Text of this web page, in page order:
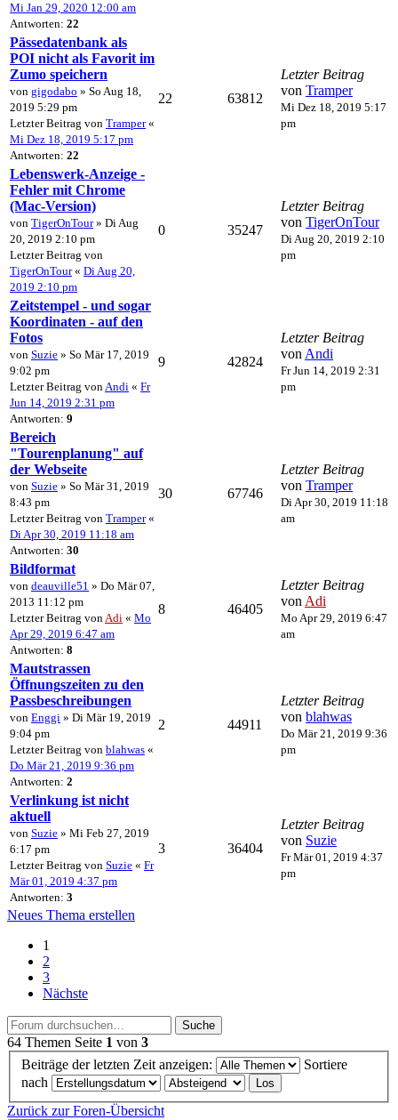
Mi Jan 29, 2020 12:00 am
Antworten: 22
Pässedatenbank als
POI nicht als Favorit im
Zumo speichern
von gigodabo » So Aug 18,
2019 5:29 pm
Letzter Beitrag von Tramper«
Mi Dez 18, 2019 5:17 pm
Antworten: 22
22 63812
Letzter Beitrag
von Tramper
Mi Dez 18, 2019 5:17
pm
Lebenswerk-Anzeige -
Fehler mit Chrome
(Mac-Version)
von TigerOnTour» Di Aug
20, 2019 2:10 pm
Letzter Beitrag von
TigerOnTour« Di Aug 20,
2019 2:10 pm
0 35247
Letzter Beitrag
von TigerOnTour
Di Aug 20, 2019 2:10
pm
Zeitstempel - und sogar
Koordinaten - auf den
Fotos
von Suzie » So Mär 17, 2019
9:02 pm
Letzter Beitrag von Andi « Fr
Jun 14, 2019 2:31 pm
Antworten: 9
9 42824
Letzter Beitrag
von Andi
Fr Jun 14, 2019 2:31
pm
Bereich
"Tourenplanung" auf
der Webseite
von Suzie » So Mär 31, 2019
8:43 pm
Letzter Beitrag von Tramper«
Di Apr 30, 2019 11:18 am
Antworten: 30
30 67746
Letzter Beitrag
von Tramper
Di Apr 30, 2019 11:18
am
Bildformat
von deauville51 » Do Mär 07,
2013 11:12 pm
Letzter Beitrag von Adi « Mo
Apr 29, 2019 6:47 am
Antworten: 8
8 46405
Letzter Beitrag
von Adi
Mo Apr 29, 2019 6:47
am
Mautstrassen
Öffnungszeiten zu den
Passbeschreibungen
von Enggi » Di Mär 19, 2019
9:04 pm
Letzter Beitrag von blahwas «
Do Mär 21, 2019 9:36 pm
Antworten: 2
2 44911
Letzter Beitrag
von blahwas
Do Mär 21, 2019 9:36
pm
Verlinkung ist nicht
aktuell
von Suzie » Mi Feb 27, 2019
6:17 pm
Letzter Beitrag von Suzie « Fr
Mär 01, 2019 4:37 pm
Antworten: 3
3 36404
Letzter Beitrag
von Suzie
Fr Mär 01, 2019 4:37
pm
Neues Thema erstellen
1
2
3
Nächste
Suche
64 Themen Seite 1 von 3
Beiträge der letzten Zeit anzeigen:
Sortiere
nach
Zurück zur Foren-Übersicht